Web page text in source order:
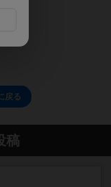
戻る
稿